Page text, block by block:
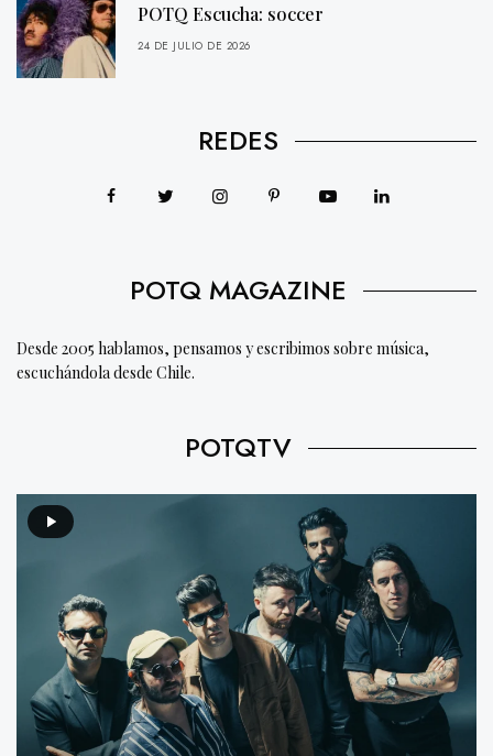
POTQ Escucha: soccer
24 DE JULIO DE 2026
REDES
POTQ MAGAZINE
Desde 2005 hablamos, pensamos y escribimos sobre música,
escuchándola desde Chile.
POTQTV